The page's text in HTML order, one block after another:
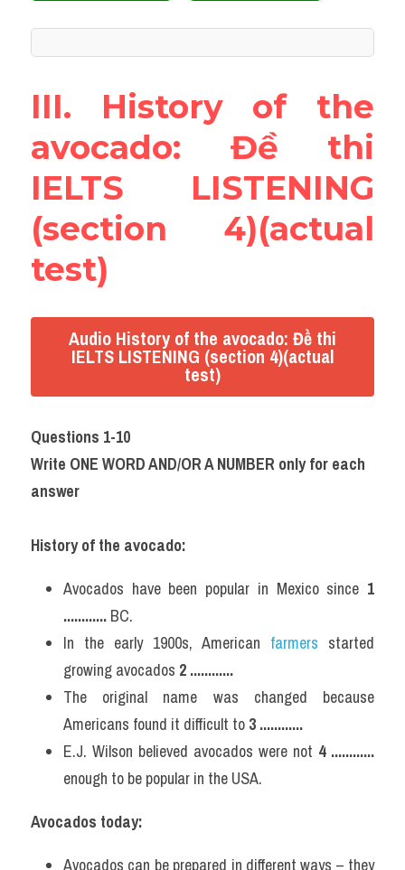
III. History of the
avocado: Đề thi
IELTS LISTENING
(section 4)(actual
test)
Audio History of the avocado: Đề thi
IELTS LISTENING (section 4)(actual
test)
Questions 1-10
Write ONE WORD AND/OR A NUMBER only for each
answer
History of the avocado:
Avocados have been popular in Mexico since 1
............ BC.
In the early 1900s, American farmers started
growing avocados 2 ............
The original name was changed because
Americans found it difficult to 3 ............
E.J. Wilson believed avocados were not 4 ............
enough to be popular in the USA.
Avocados today:
Avocados can be prepared in different ways – they